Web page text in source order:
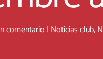
comentario | Noticias club,